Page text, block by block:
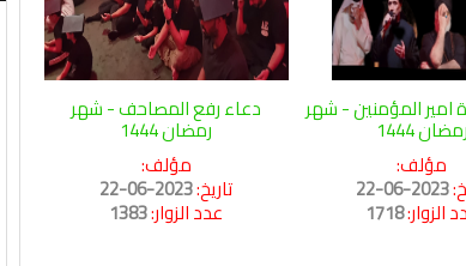
امير المؤمنين - شهر
رمضان 1444
مؤلف:
2023-06-22
الزوار:1718
دعاء رفع المصاحف - شهر
رمضان 1444
مؤلف:
تاريخ:2023-06-22
عدد الزوار:1383